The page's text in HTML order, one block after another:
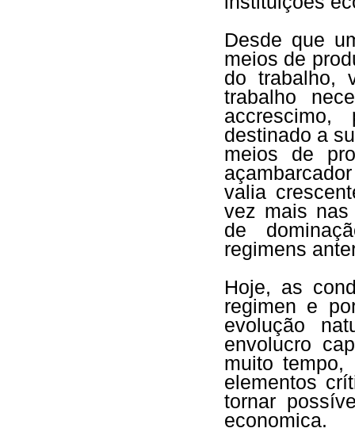
Desde que
meios de
do trabalho,
trabalho
destinado a
meios de
valia
vez mais nas
de
regimens
Hoje, as
regimen e
evolução
envolucro
muito
elementos
tornar
economica.